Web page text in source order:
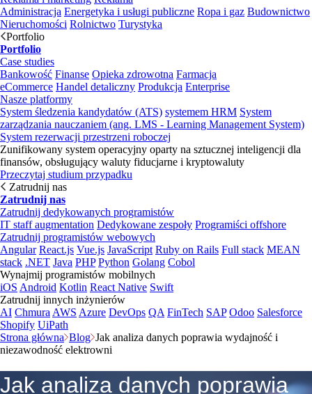
Administracja Energetyka i usługi publiczne Ropa i gaz Budownictwo
Nieruchomości Rolnictwo Turystyka
Portfolio
Portfolio
Case studies
Bankowość Finanse Opieka zdrowotna Farmacja
eCommerce Handel detaliczny Produkcja Enterprise
Nasze platformy
System śledzenia kandydatów (ATS) systemem HRM System
zarządzania nauczaniem (ang. LMS - Learning Management System)
System rezerwacji przestrzeni roboczej
Zunifikowany system operacyjny oparty na sztucznej inteligencji dla
finansów, obsługujący waluty fiducjarne i kryptowaluty
Przeczytaj studium przypadku
Zatrudnij nas
Zatrudnij nas
Zatrudnij dedykowanych programistów
IT staff augmentation Dedykowane zespoły Programiści offshore
Zatrudnij programistów webowych
Angular React.js Vue.js JavaScript Ruby on Rails Full stack MEAN
stack .NET Java PHP Python Golang Cobol
Wynajmij programistów mobilnych
iOS Android Kotlin React Native Swift
Zatrudnij innych inżynierów
AI Chmura AWS Azure DevOps QA FinTech SAP Odoo Salesforce
Shopify UiPath
Strona główna Blog Jak analiza danych poprawia wydajność i
niezawodność elektrowni
Jak analiza danych poprawia